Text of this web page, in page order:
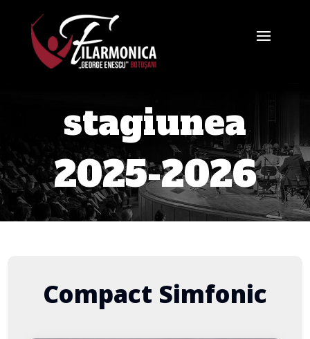
stagiunea
2025-2026
Compact Simfonic